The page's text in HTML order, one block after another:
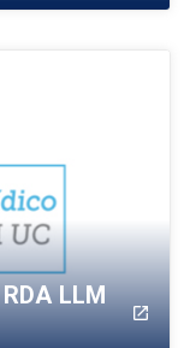
LLM
launch